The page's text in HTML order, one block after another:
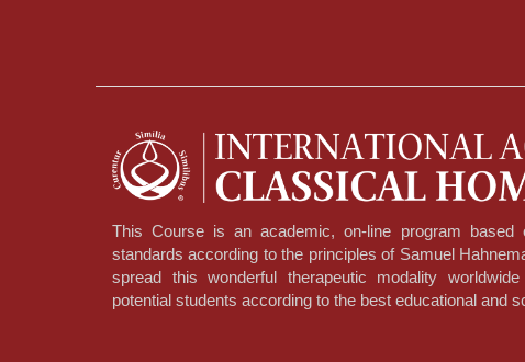
This Course is an academic, on-line program based
standards according to the principles of Samuel
spread this wonderful therapeutic modality
potential students according to the best educational and